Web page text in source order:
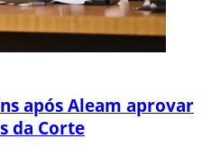
após Aleam aprovar
da Corte